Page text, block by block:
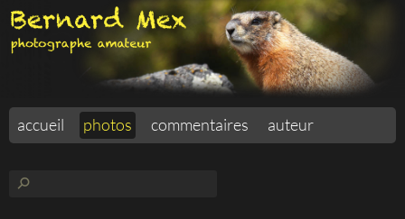
accueil photos commentaires auteur
⚲